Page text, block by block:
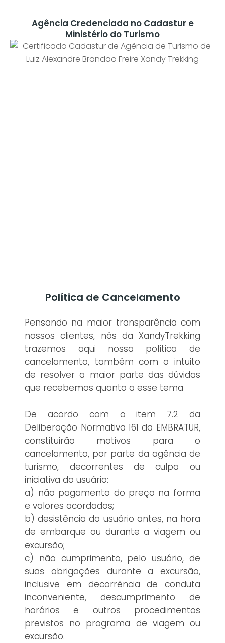
Agência Credenciada no Cadastur e
Ministério do Turismo
Política de Cancelamento
Pensando na maior transparência com
nossos clientes, nós da XandyTrekking
trazemos aqui nossa política de
cancelamento, também com o intuito
de resolver a maior parte das dúvidas
que recebemos quanto a esse tema
De acordo com o item 7.2 da
Deliberação Normativa 161 da EMBRATUR,
constituirão motivos para o
cancelamento, por parte da agência de
turismo, decorrentes de culpa ou
iniciativa do usuário:
a) não pagamento do preço na forma
e valores acordados;
b) desistência do usuário antes, na hora
de embarque ou durante a viagem ou
excursão;
c) não cumprimento, pelo usuário, de
suas obrigações durante a excursão,
inclusive em decorrência de conduta
inconveniente, descumprimento de
horários e outros procedimentos
previstos no programa de viagem ou
excursão.